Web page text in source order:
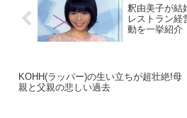
釈由美子が結
レストラン経
動を一挙紹介
KOHH(ラッパー)の生い立ちが超壮絶!母
親と父親の悲しい過去